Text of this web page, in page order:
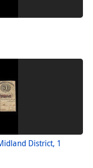
District, 1